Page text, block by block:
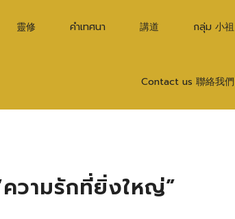
靈修 คำเทศนา 講道 กลุ่ม 小祖
Contact us 聯絡我們
วามรักที่ยิ่งใหญ่”